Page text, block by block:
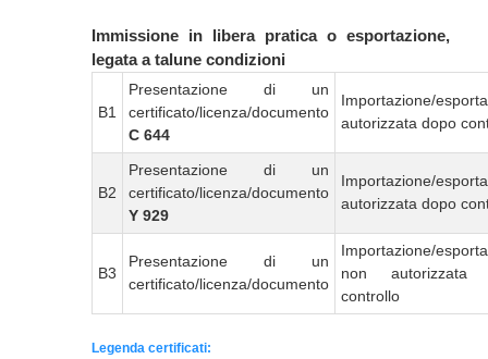
Immissione in libera pratica o esportazione,
legata a talune condizioni
B1
Presentazione di un
certificato/licenza/documento
C 644
Importazione/
autorizzata dopo
B2
Presentazione di un
certificato/licenza/documento
Y 929
Importazione/
autorizzata dopo
B3
Presentazione di un
certificato/licenza/documento
Importazione/
non autorizzata
controllo
Legenda certificati: